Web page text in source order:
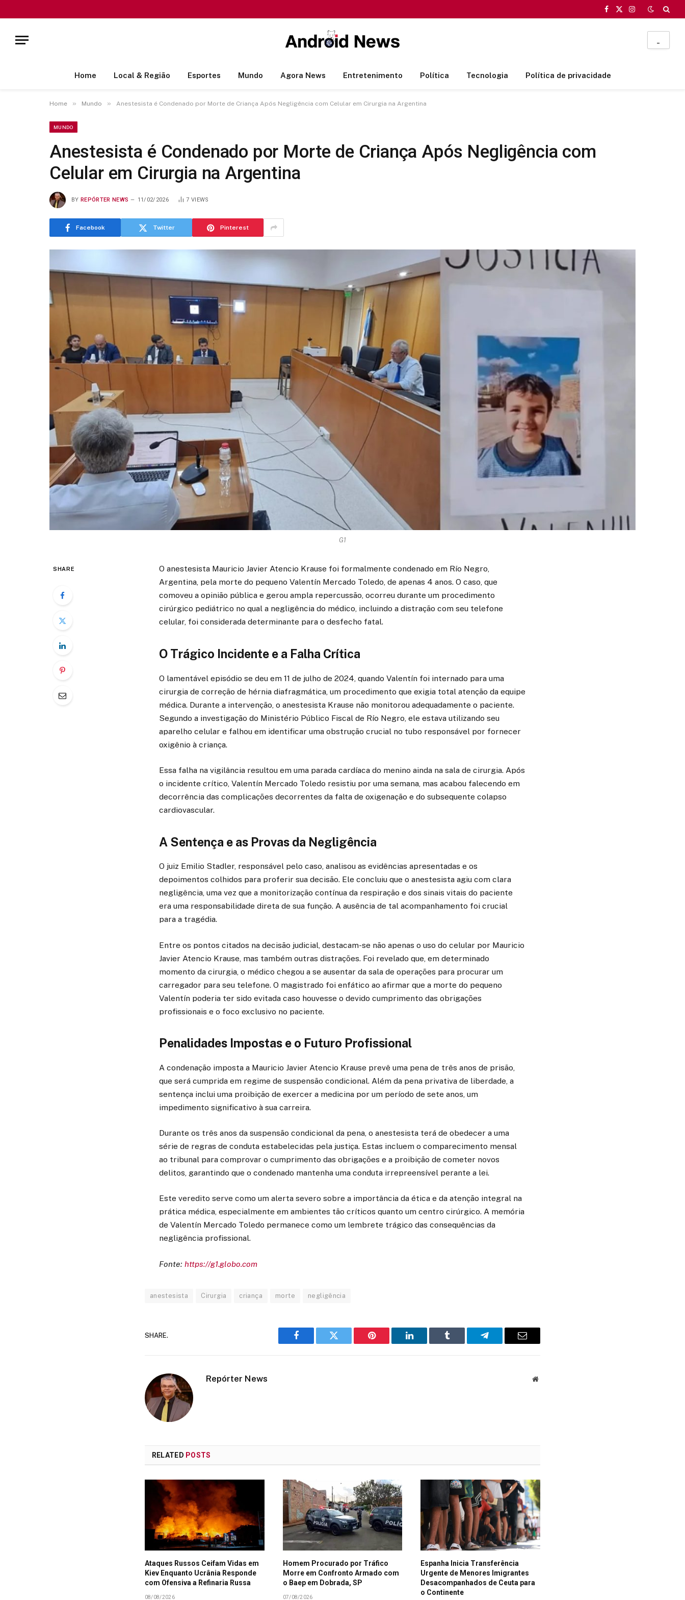
Facebook
X
Instagram
Home Local & Região Esportes Mundo Agora News Entretenimento Política Tecnologia Política de privacidade
Home » Mundo » Anestesista é Condenado por Morte de Criança Após Negligência com Celular em Cirurgia na Argentina
MUNDO
Anestesista é Condenado por Morte de Criança Após Negligência com
Celular em Cirurgia na Argentina
BY REPÓRTER NEWS 11/02/2026 7 VIEWS
Facebook Twitter Pinterest
G1
SHARE
O anestesista Mauricio Javier Atencio Krause foi formalmente condenado em Río Negro,
Argentina, pela morte do pequeno Valentín Mercado Toledo, de apenas 4 anos. O caso, que
comoveu a opinião pública e gerou ampla repercussão, ocorreu durante um procedimento
cirúrgico pediátrico no qual a negligência do médico, incluindo a distração com seu telefone
celular, foi considerada determinante para o desfecho fatal.
O Trágico Incidente e a Falha Crítica
O lamentável episódio se deu em 11 de julho de 2024, quando Valentín foi internado para uma
cirurgia de correção de hérnia diafragmática, um procedimento que exigia total atenção da equipe
médica. Durante a intervenção, o anestesista Krause não monitorou adequadamente o paciente.
Segundo a investigação do Ministério Público Fiscal de Río Negro, ele estava utilizando seu
aparelho celular e falhou em identificar uma obstrução crucial no tubo responsável por fornecer
oxigênio à criança.
Essa falha na vigilância resultou em uma parada cardíaca do menino ainda na sala de cirurgia. Após
o incidente crítico, Valentín Mercado Toledo resistiu por uma semana, mas acabou falecendo em
decorrência das complicações decorrentes da falta de oxigenação e do subsequente colapso
cardiovascular.
A Sentença e as Provas da Negligência
O juiz Emilio Stadler, responsável pelo caso, analisou as evidências apresentadas e os
depoimentos colhidos para proferir sua decisão. Ele concluiu que o anestesista agiu com clara
negligência, uma vez que a monitorização contínua da respiração e dos sinais vitais do paciente
era uma responsabilidade direta de sua função. A ausência de tal acompanhamento foi crucial
para a tragédia.
Entre os pontos citados na decisão judicial, destacam-se não apenas o uso do celular por Mauricio
Javier Atencio Krause, mas também outras distrações. Foi revelado que, em determinado
momento da cirurgia, o médico chegou a se ausentar da sala de operações para procurar um
carregador para seu telefone. O magistrado foi enfático ao afirmar que a morte do pequeno
Valentín poderia ter sido evitada caso houvesse o devido cumprimento das obrigações
profissionais e o foco exclusivo no paciente.
Penalidades Impostas e o Futuro Profissional
A condenação imposta a Mauricio Javier Atencio Krause prevê uma pena de três anos de prisão,
que será cumprida em regime de suspensão condicional. Além da pena privativa de liberdade, a
sentença inclui uma proibição de exercer a medicina por um período de sete anos, um
impedimento significativo à sua carreira.
Durante os três anos da suspensão condicional da pena, o anestesista terá de obedecer a uma
série de regras de conduta estabelecidas pela justiça. Estas incluem o comparecimento mensal
ao tribunal para comprovar o cumprimento das obrigações e a proibição de cometer novos
delitos, garantindo que o condenado mantenha uma conduta irrepreensível perante a lei.
Este veredito serve como um alerta severo sobre a importância da ética e da atenção integral na
prática médica, especialmente em ambientes tão críticos quanto um centro cirúrgico. A memória
de Valentín Mercado Toledo permanece como um lembrete trágico das consequências da
negligência profissional.
Fonte: https://g1.globo.com
anestesista Cirurgia criança morte negligência
SHARE.
Facebook Twitter Pinterest LinkedIn Tumblr Telegram Email
Repórter News Website
RELATED POSTS
Ataques Russos Ceifam Vidas em
Kiev Enquanto Ucrânia Responde
com Ofensiva a Refinaria Russa
08/08/2026
Homem Procurado por Tráfico
Morre em Confronto Armado com
o Baep em Dobrada, SP
07/08/2026
Espanha Inicia Transferência
Urgente de Menores Imigrantes
Desacompanhados de Ceuta para
o Continente